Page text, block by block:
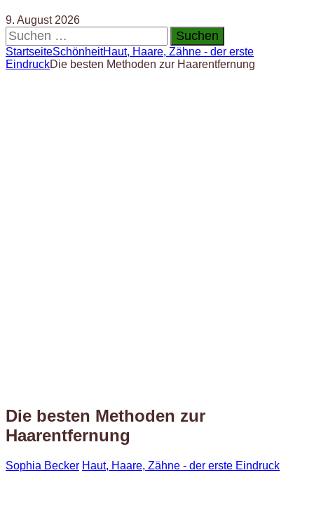
9. August 2026
Suchen
nach:
StartseiteSchönheitHaut, Haare, Zähne - der erste
EindruckDie besten Methoden zur Haarentfernung
Die besten Methoden zur
Haarentfernung
Sophia Becker Haut, Haare, Zähne - der erste Eindruck